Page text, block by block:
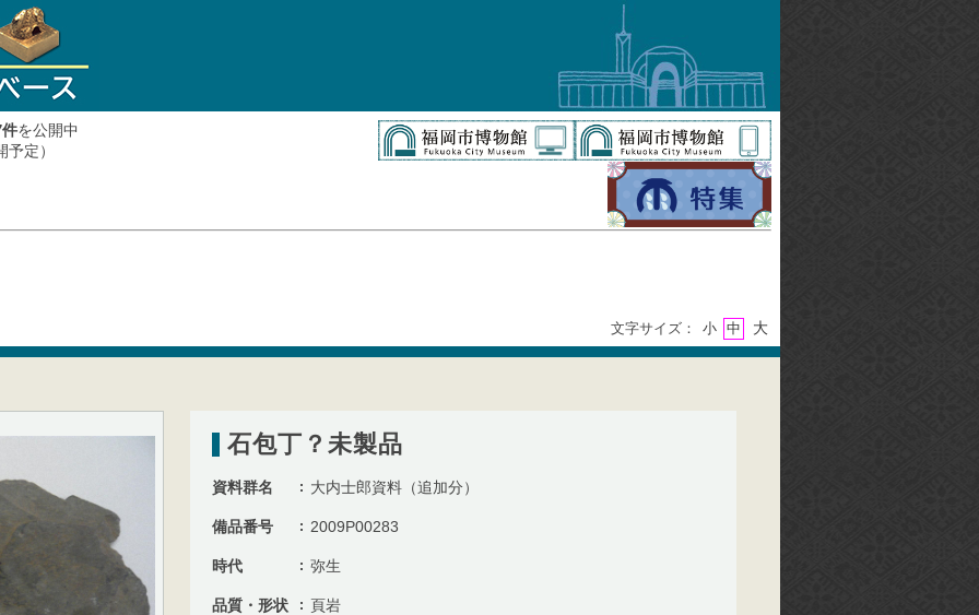
件を公開中
予定）
文字サイズ： 小 中 大
石包丁？未製品
資料群名 大内士郎資料（追加分）
備品番号 2009P00283
時代 弥生
品質・形状 頁岩